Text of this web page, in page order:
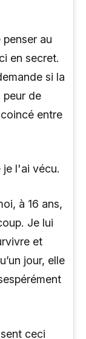
au
en secret.
si la
peur de
entre
je l'ai vécu.
à 16 ans,
Je lui
et
jour, elle
ceci